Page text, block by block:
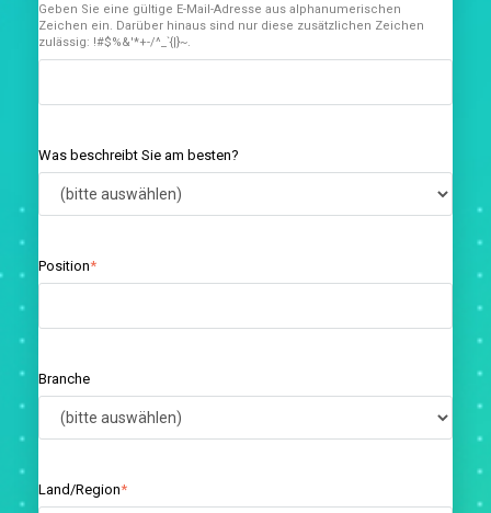
Geben Sie eine gültige E-Mail-Adresse aus alphanumerischen
Zeichen ein. Darüber hinaus sind nur diese zusätzlichen Zeichen
zulässig: !#$%&'*+-/^_`{|}~.
Was beschreibt Sie am besten?
Position*
Branche
Land/Region*